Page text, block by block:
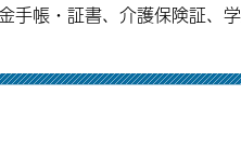
手帳・証書、介護保険証、